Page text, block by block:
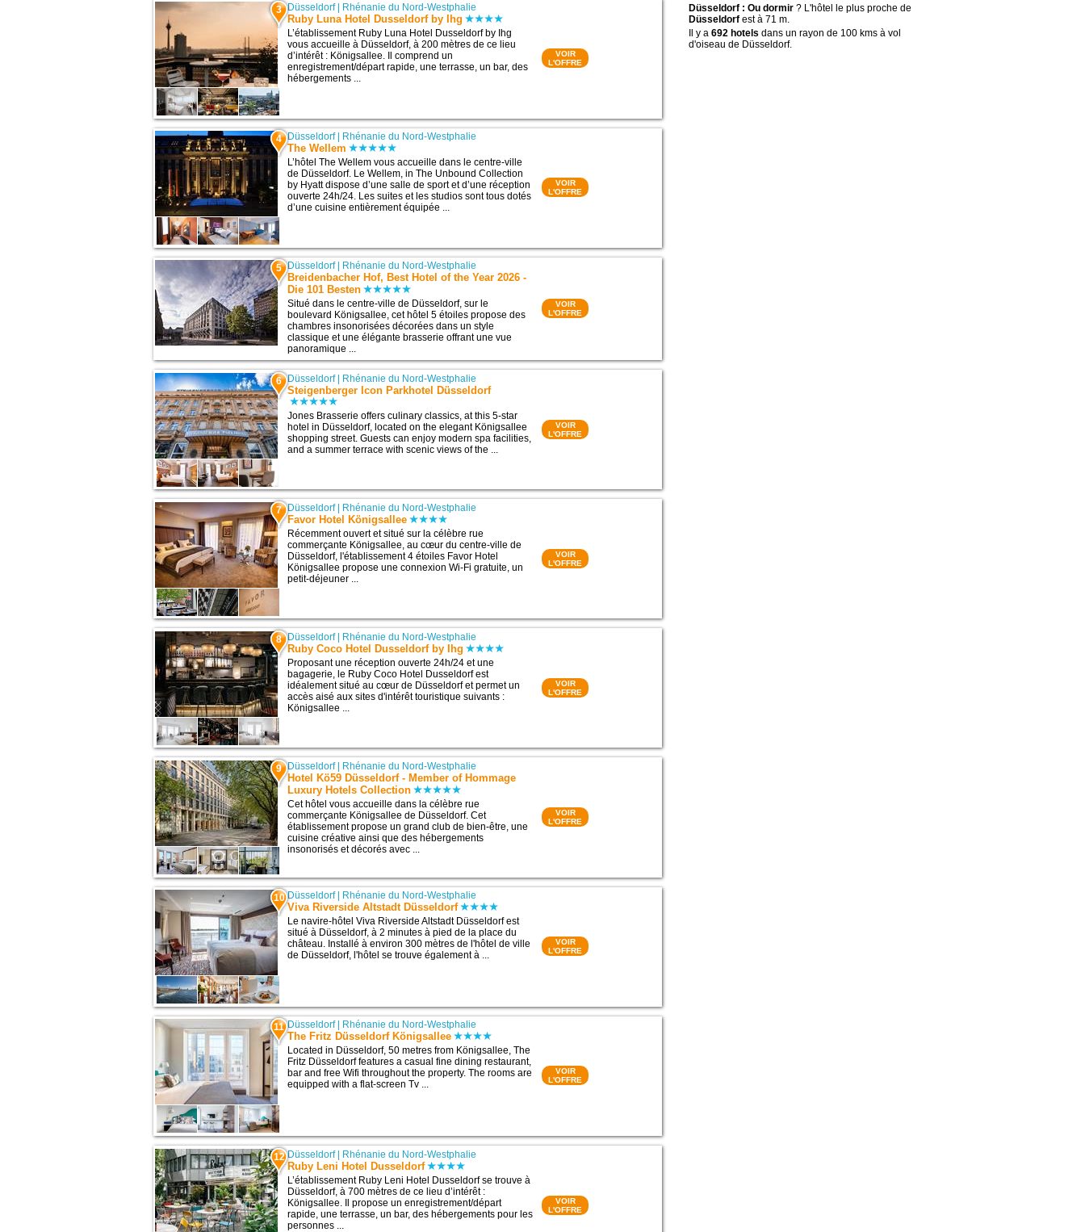
3 Düsseldorf| Rhénanie du Nord-Westphalie
Ruby Luna Hotel Dusseldorf by Ihg
L’établissement Ruby Luna Hotel Dusseldorf by Ihg
vous accueille à Düsseldorf, à 200 mètres de ce lieu
d’intérêt : Königsallee. Il comprend un
enregistrement/départ rapide, une terrasse, un bar, des
hébergements ...
VOIR
L'OFFRE
4 Düsseldorf| Rhénanie du Nord-Westphalie
The Wellem
L’hôtel The Wellem vous accueille dans le centre-ville
de Düsseldorf. Le Wellem, in The Unbound Collection
by Hyatt dispose d’une salle de sport et d’une réception
ouverte 24h/24. Les suites et les studios sont tous dotés
d’une cuisine entièrement équipée ...
VOIR
L'OFFRE
5 Düsseldorf| Rhénanie du Nord-Westphalie
Breidenbacher Hof, Best Hotel of the Year 2026 -
Die 101 Besten
Situé dans le centre-ville de Düsseldorf, sur le
boulevard Königsallee, cet hôtel 5 étoiles propose des
chambres insonorisées décorées dans un style
classique et une élégante brasserie offrant une vue
panoramique ...
VOIR
L'OFFRE
6 Düsseldorf| Rhénanie du Nord-Westphalie
Steigenberger Icon Parkhotel Düsseldorf
Jones Brasserie offers culinary classics, at this 5-star
hotel in Düsseldorf, located on the elegant Königsallee
shopping street. Guests can enjoy modern spa facilities,
and a summer terrace with scenic views of the ...
VOIR
L'OFFRE
7 Düsseldorf| Rhénanie du Nord-Westphalie
Favor Hotel Königsallee
Récemment ouvert et situé sur la célèbre rue
commerçante Königsallee, au cœur du centre-ville de
Düsseldorf, l'établissement 4 étoiles Favor Hotel
Königsallee propose une connexion Wi-Fi gratuite, un
petit-déjeuner ...
VOIR
L'OFFRE
8 Düsseldorf| Rhénanie du Nord-Westphalie
Ruby Coco Hotel Dusseldorf by Ihg
Proposant une réception ouverte 24h/24 et une
bagagerie, le Ruby Coco Hotel Dusseldorf est
idéalement situé au cœur de Düsseldorf et permet un
accès aisé aux sites d'intérêt touristique suivants :
Königsallee ...
VOIR
L'OFFRE
9 Düsseldorf| Rhénanie du Nord-Westphalie
Hotel Kö59 Düsseldorf - Member of Hommage
Luxury Hotels Collection
Cet hôtel vous accueille dans la célèbre rue
commerçante Königsallee de Düsseldorf. Cet
établissement propose un grand club de bien-être, une
cuisine créative ainsi que des hébergements
insonorisés et décorés avec ...
VOIR
L'OFFRE
10 Düsseldorf| Rhénanie du Nord-Westphalie
Viva Riverside Altstadt Düsseldorf
Le navire-hôtel Viva Riverside Altstadt Düsseldorf est
situé à Düsseldorf, à 2 minutes à pied de la place du
château. Installé à environ 300 mètres de l'hôtel de ville
de Düsseldorf, l'hôtel se trouve également à ...
VOIR
L'OFFRE
11 Düsseldorf| Rhénanie du Nord-Westphalie
The Fritz Düsseldorf Königsallee
Located in Düsseldorf, 50 metres from Königsallee, The
Fritz Düsseldorf features a casual fine dining restaurant,
bar and free Wifi throughout the property. The rooms are
equipped with a flat-screen Tv ...
VOIR
L'OFFRE
12 Düsseldorf| Rhénanie du Nord-Westphalie
Ruby Leni Hotel Dusseldorf
L’établissement Ruby Leni Hotel Dusseldorf se trouve à
Düsseldorf, à 700 mètres de ce lieu d’intérêt :
Königsallee. Il propose un enregistrement/départ
rapide, une terrasse, un bar, des hébergements pour les
personnes ...
VOIR
L'OFFRE
Düsseldorf : Ou dormir? L'hôtel le plus proche de
Düsseldorfest à 71 m.
Il y a 692 hotels dans un rayon de 100 kms à vol
d'oiseau de Düsseldorf.